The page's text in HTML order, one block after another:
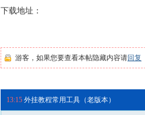
下载地址：
游客，如果您要查看本帖隐藏内容请回复
13:15 外挂教程常用工具（老版本）